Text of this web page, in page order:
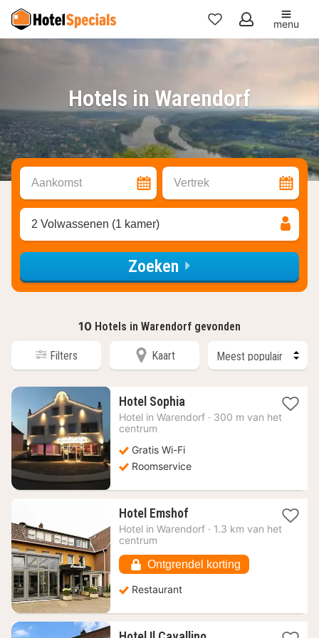
Mijn
menu
Hotels in Warendorf
Aankomst Vertrek
2 Volwassenen (1 kamer)
Zoeken
10 Hotels in Warendorf gevonden
Filters Kaart
Hotel Sophia1
nacht
€
Hotel in Warendorf · 300 m van het
centrum
Gratis Wi-Fi
Roomservice
Hotel Emshof1
nacht
€
Hotel in Warendorf · 1.3 km van het
centrum
Ontgrendel korting
Restaurant